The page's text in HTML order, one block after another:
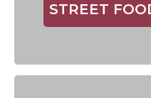
STREET